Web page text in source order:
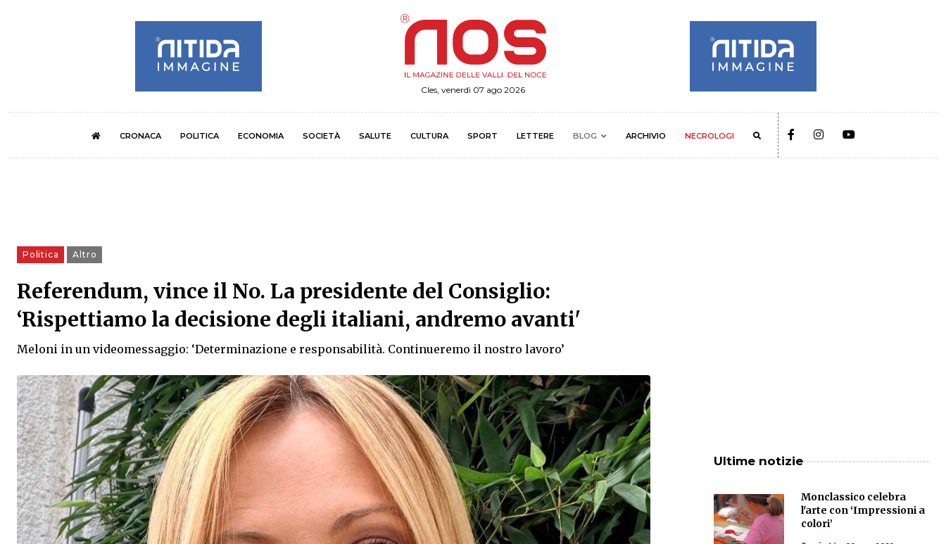
Cles, venerdì 07 ago 2026
CRONACA POLITICA ECONOMIA SOCIETÀ SALUTE CULTURA SPORT LETTERE BLOG ARCHIVIO NECROLOGI
Politica Altro
Referendum, vince il No. La presidente del Consiglio:
‘Rispettiamo la decisione degli italiani, andremo avanti'
Meloni in un videomessaggio: ‘Determinazione e responsabilità. Continueremo il nostro lavoro’
Ultime notizie
Monclassico celebra
l'arte con ‘Impressioni a
colori’